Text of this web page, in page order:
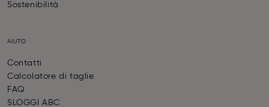
Sostenibilità
AIUTO
Contatti
Calcolatore di taglie
FAQ
SLOGGI ABC